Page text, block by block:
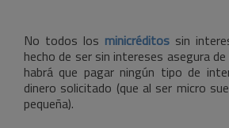
No todos los minicréditos sin
hecho de ser sin intereses asegura
habrá que pagar ningún tipo de
dinero solicitado (que al ser micro
pequeña).